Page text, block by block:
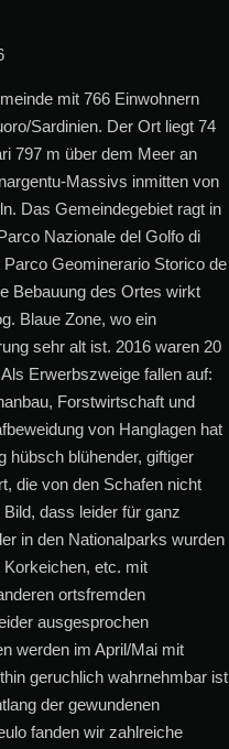
mit 766 Einwohnern
Sardinien. Der Ort liegt 74
797 m über dem Meer an
Massivs inmitten von
Das Gemeindegebiet ragt in
Nazionale del Golfo di
Geominerario Storico de
Bebauung des Ortes wirkt
Blaue Zone, wo ein
sehr alt ist. 2016 waren 20
Erwerbszweige fallen auf:
Forstwirtschaft und
von Hanglagen hat
hübsch blühender, giftiger
die von den Schafen nicht
dass leider für ganz
in den Nationalparks wurden
etc. mit
ortsfremden
ausgesprochen
werden im April/Mai mit
geruchlich wahrnehmbar
der gewundenen
fanden wir zahlreiche